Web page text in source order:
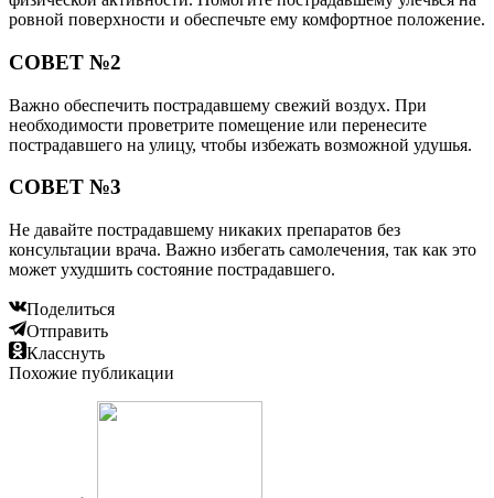
ровной поверхности и обеспечьте ему комфортное положение.
СОВЕТ №2
Важно обеспечить пострадавшему свежий воздух. При
необходимости проветрите помещение или перенесите
пострадавшего на улицу, чтобы избежать возможной удушья.
СОВЕТ №3
Не давайте пострадавшему никаких препаратов без
консультации врача. Важно избегать самолечения, так как это
может ухудшить состояние пострадавшего.
Поделиться
Отправить
Класснуть
Похожие публикации